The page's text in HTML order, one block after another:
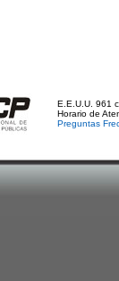
E.E.U.U. 961
Horario de
Preguntas